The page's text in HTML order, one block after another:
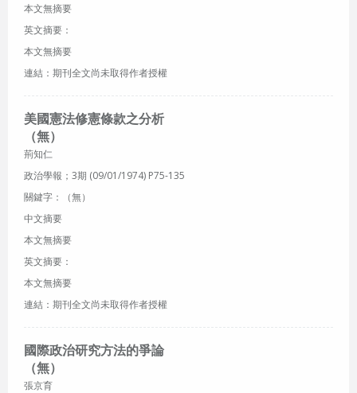
本文無摘要
英文摘要：
本文無摘要
連結：期刊全文尚未取得作者授權
美國憲法修憲條款之分析
（無）
荊知仁
政治學報；3期 (09/01/1974) P75-135
關鍵字：（無）
中文摘要
本文無摘要
英文摘要：
本文無摘要
連結：期刊全文尚未取得作者授權
國際政治研究方法的爭論
（無）
張京育